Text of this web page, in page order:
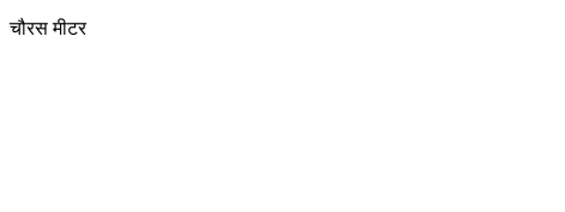
चौरस मीटर